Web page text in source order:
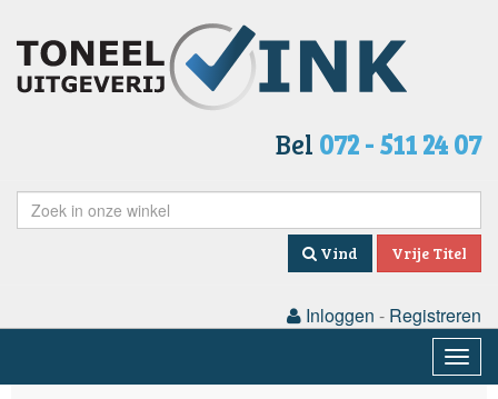
Bel 072 - 511 24 07
Vind Vrije Titel
Inloggen - Registreren